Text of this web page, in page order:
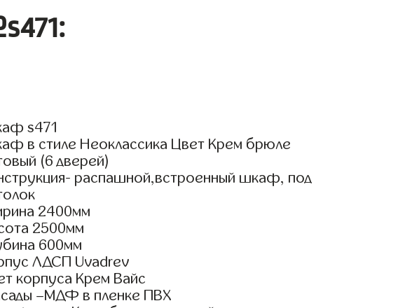
s471
в стиле Неоклассика Цвет Крем брюле
(6 дверей)
распашной,встроенный шкаф, под
2400мм
2500мм
600мм
ЛДСП Uvadrev
корпуса Крем Вайс
–МДФ в пленке ПВХ